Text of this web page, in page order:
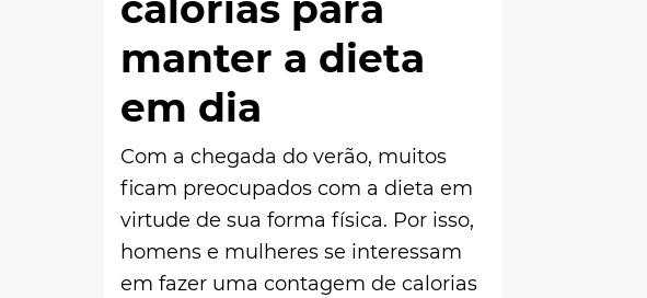
manter a dieta
em dia
Com a chegada do verão, muitos
ficam preocupados com a dieta em
virtude de sua forma física. Por isso,
homens e mulheres se interessam
em fazer uma contagem de calorias